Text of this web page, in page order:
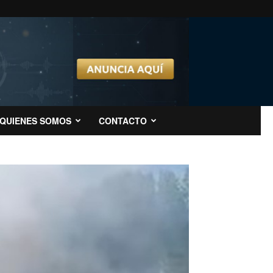
QUIENES SOMOS CONTACTO